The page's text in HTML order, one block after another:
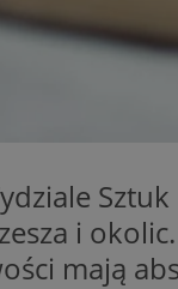
i
mają
QeSessID
__cf_bm